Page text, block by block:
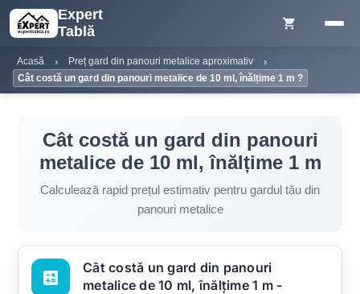
Expert
Tablă
shopping_cart
Acasă
Preț gard din panouri metalice aproximativ
Cât costă un gard din panouri metalice de 10 ml, înălțime 1 m ?
Cât costă un gard din panouri
metalice de 10 ml, înălțime 1 m
Calculează rapid prețul estimativ pentru gardul tău din
panouri metalice
calculate
Cât costă un gard din panouri
metalice de 10 ml, înălțime 1 m -